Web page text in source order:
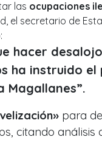
las ocupaciones
el secretario de
hacer
ha instruido
Magallanes”.
para
citando análisis